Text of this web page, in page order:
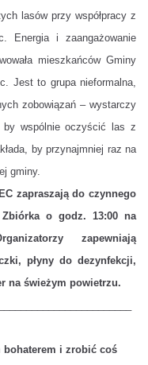
lasów przy współpracy z
Energia i zaangażowanie
mieszkańców Gminy
Jest to grupa nieformalna,
zobowiązań – wystarczy
wspólnie oczyścić las z
by przynajmniej raz na
gminy.
zapraszają do czynnego
o godz. 13:00 na
zapewniają
płyny do dezynfekcji,
na świeżym powietrzu.
bohaterem i zrobić coś